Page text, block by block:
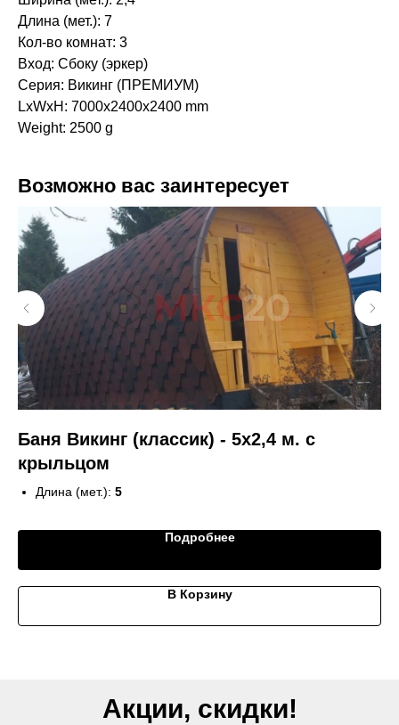
Длина (мет.): 7
Кол-во комнат: 3
Вход: Сбоку (эркер)
Серия: Викинг (ПРЕМИУМ)
LxWxH: 7000x2400x2400 mm
Weight: 2500 g
Возможно вас заинтересует
Баня Викинг (классик) - 5х2,4 м. с
крыльцом
Длина (мет.): 5
Кол-во комнат:2-3
с торца, с крыльцом
Подробнее
В Корзину
Акции, скидки!